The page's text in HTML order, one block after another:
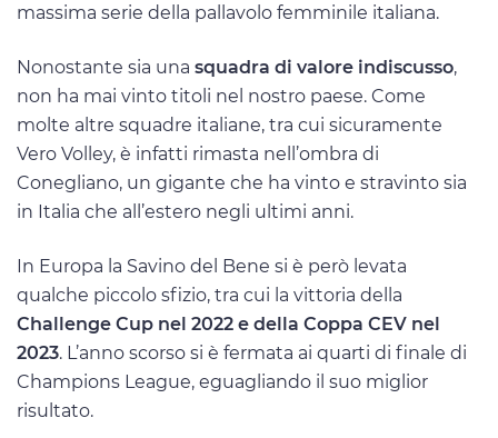
massima serie della pallavolo femminile italiana.
Nonostante sia una squadra di valore indiscusso,
non ha mai vinto titoli nel nostro paese. Come
molte altre squadre italiane, tra cui sicuramente
Vero Volley, è infatti rimasta nell’ombra di
Conegliano, un gigante che ha vinto e stravinto sia
in Italia che all’estero negli ultimi anni.
In Europa la Savino del Bene si è però levata
qualche piccolo sfizio, tra cui la vittoria della
Challenge Cup nel 2022 e della Coppa CEV nel
2023. L’anno scorso si è fermata ai quarti di finale di
Champions League, eguagliando il suo miglior
risultato.